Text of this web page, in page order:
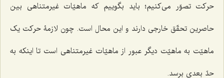
حرکت تصوّر می‌کنیم؛ باید بگوییم که ماهیّات غیرمتناهی بین
حاصرین تحقّق خارجی دارند و این محال است. چون لازمۀ حرکت یک
ماهیّت به ماهیّت دیگر عبور از ماهیّات غیرمتناهی است تا اینکه به
حدّ بعدی برسد.